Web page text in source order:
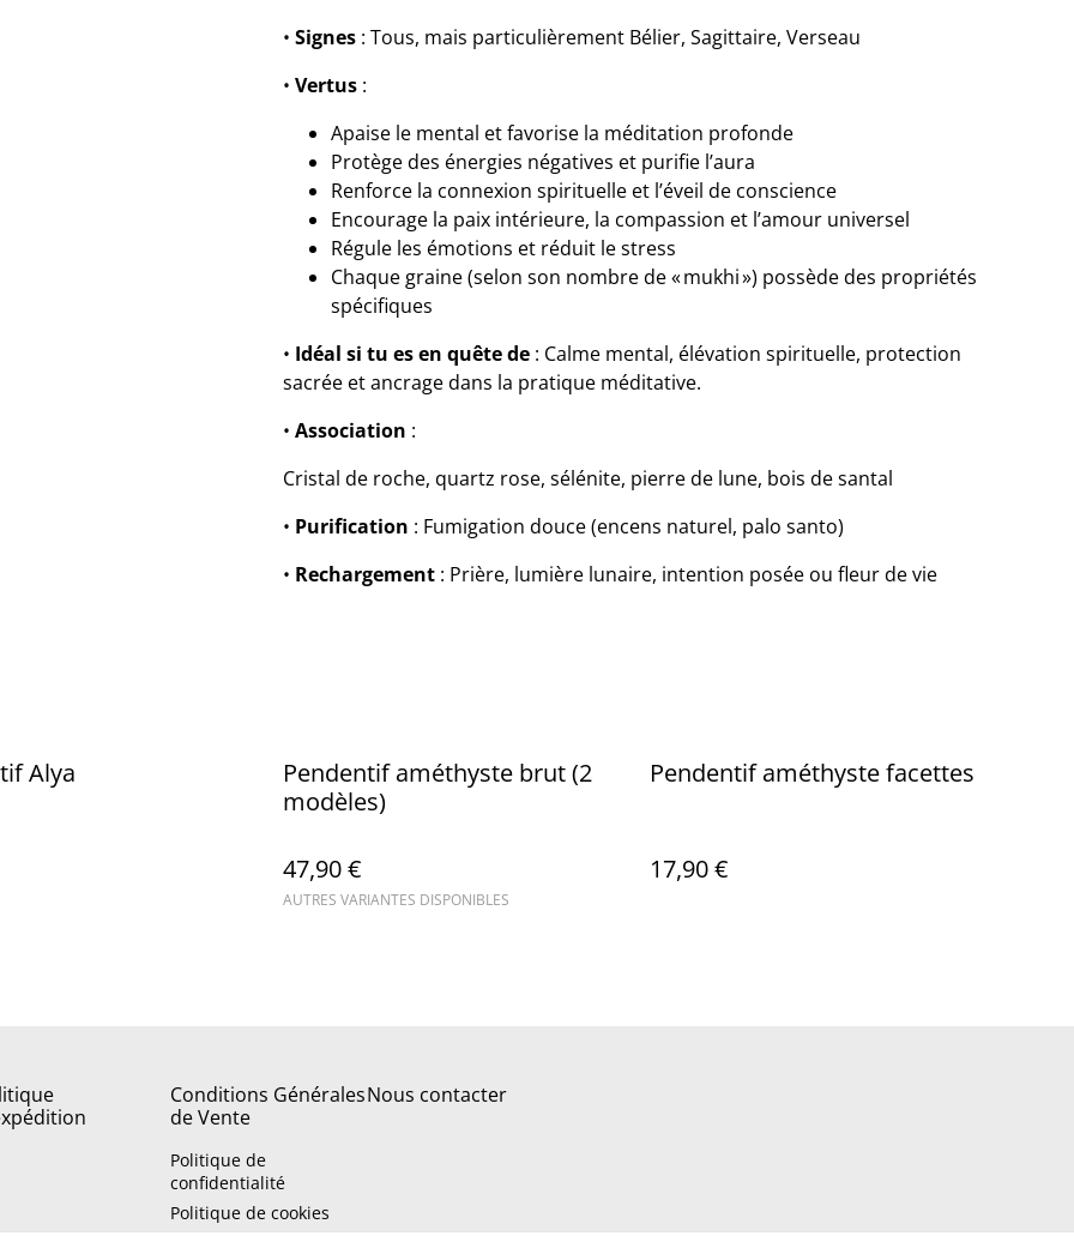
• Signes : Tous, mais particulièrement Bélier, Sagittaire, Verseau
• Vertus :
Apaise le mental et favorise la méditation profonde
Protège des énergies négatives et purifie l’aura
Renforce la connexion spirituelle et l’éveil de conscience
Encourage la paix intérieure, la compassion et l’amour universel
Régule les émotions et réduit le stress
Chaque graine (selon son nombre de « mukhi ») possède des propriétés
spécifiques
• Idéal si tu es en quête de : Calme mental, élévation spirituelle, protection
sacrée et ancrage dans la pratique méditative.
• Association :
Cristal de roche, quartz rose, sélénite, pierre de lune, bois de santal
• Purification : Fumigation douce (encens naturel, palo santo)
• Rechargement : Prière, lumière lunaire, intention posée ou fleur de vie
Alya
Pendentif améthyste brut (2
modèles)
47,90 €
AUTRES VARIANTES DISPONIBLES
Pendentif améthyste facettes
17,90 €
Conditions Générales
de Vente
Politique de
confidentialité
Politique de cookies
Nous contacter